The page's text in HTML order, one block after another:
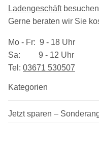
Ladengeschäftbesuchen
Gerne beraten wir Sie
Mo - Fr: 9 - 18 Uhr
Sa: 9 - 12 Uhr
Tel: 03​671 530507
Kategorien
Jetzt sparen –